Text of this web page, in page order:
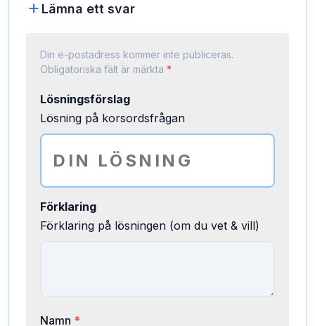
Lämna ett svar
Din e-postadress kommer inte publiceras.
Obligatoriska fält är märkta *
Lösningsförslag
Lösning på korsordsfrågan
Förklaring
Förklaring på lösningen (om du vet & vill)
Namn *